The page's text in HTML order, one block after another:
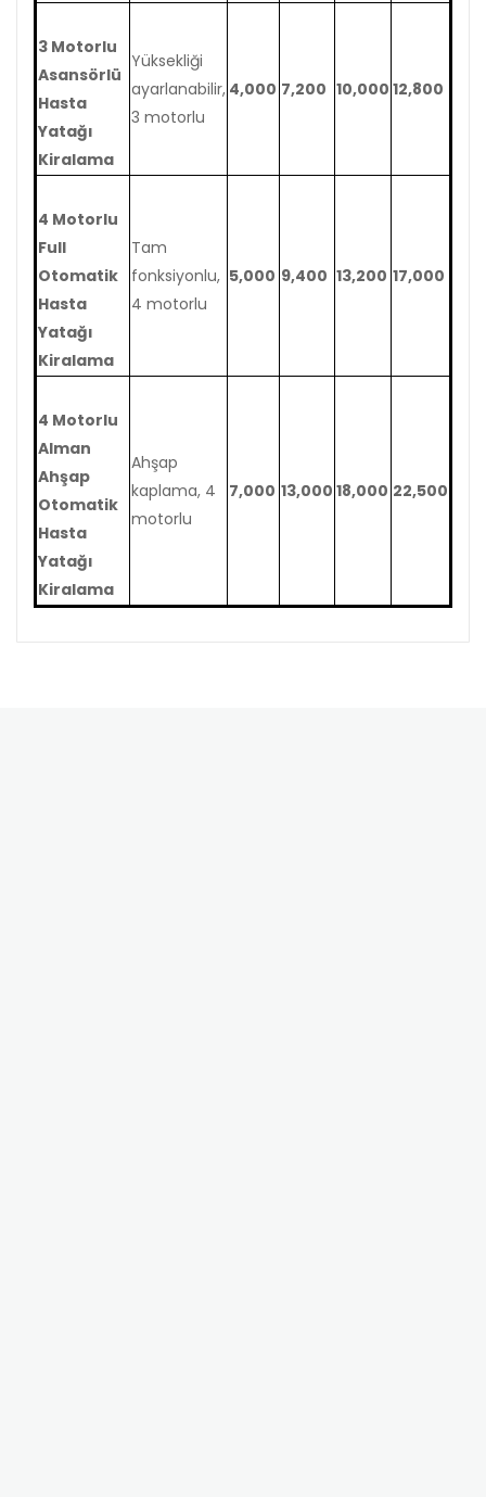
3 Motorlu
Asansörlü
Hasta
Yatağı
Kiralama
Yüksekliği
ayarlanabilir,
3 motorlu
4,000 7,200 10,000 12,800
4 Motorlu
Full
Otomatik
Hasta
Yatağı
Kiralama
Tam
fonksiyonlu,
4 motorlu
5,000 9,400 13,200 17,000
4 Motorlu
Alman
Ahşap
Otomatik
Hasta
Yatağı
Kiralama
Ahşap
kaplama, 4
motorlu
7,000 13,000 18,000 22,500